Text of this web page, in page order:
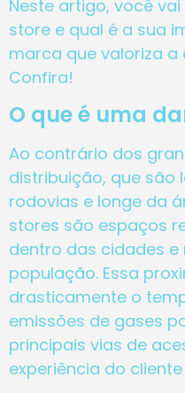
Neste artigo, você
store e qual é a sua
marca que valoriza a
Confira!
O que é uma
Ao contrário dos
distribuição, que são
rodovias e longe da
stores são espaços
dentro das cidades
população. Essa
drasticamente o
emissões de gases
principais vias de
experiência do